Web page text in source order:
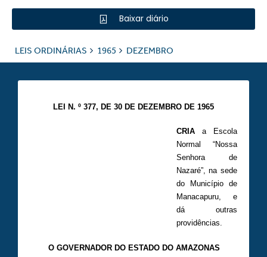
Baixar diário
LEIS ORDINÁRIAS 1965 DEZEMBRO
LEI N. º 377, DE 30 DE DEZEMBRO DE 1965
CRIAa Escola
Normal “Nossa
Senhora de
Nazaré”, na sede
do Município de
Manacapuru, e
dá outras
providências.
O GOVERNADOR DO ESTADO DO AMAZONAS